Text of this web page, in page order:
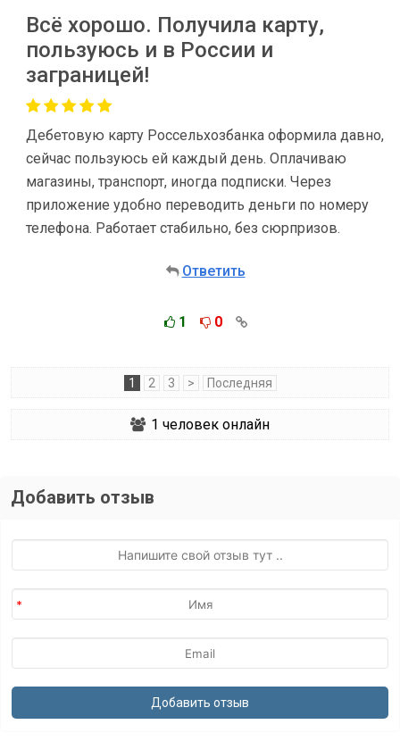
Всё хорошо. Получила карту,
пользуюсь и в России и
заграницей!
Дебетовую карту Россельхозбанка оформила давно,
сейчас пользуюсь ей каждый день. Оплачиваю
магазины, транспорт, иногда подписки. Через
приложение удобно переводить деньги по номеру
телефона. Работает стабильно, без сюрпризов.
Ответить
1 0
1 2 3 > Последняя
1 человек онлайн
Добавить отзыв